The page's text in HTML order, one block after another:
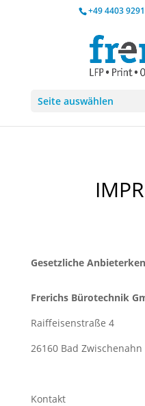
+49 4403
Seite auswählen
Gesetzliche
Frerichs Bürotechnik
Raiffeisenstraße 4
26160 Bad Zwischenahn
Kontakt